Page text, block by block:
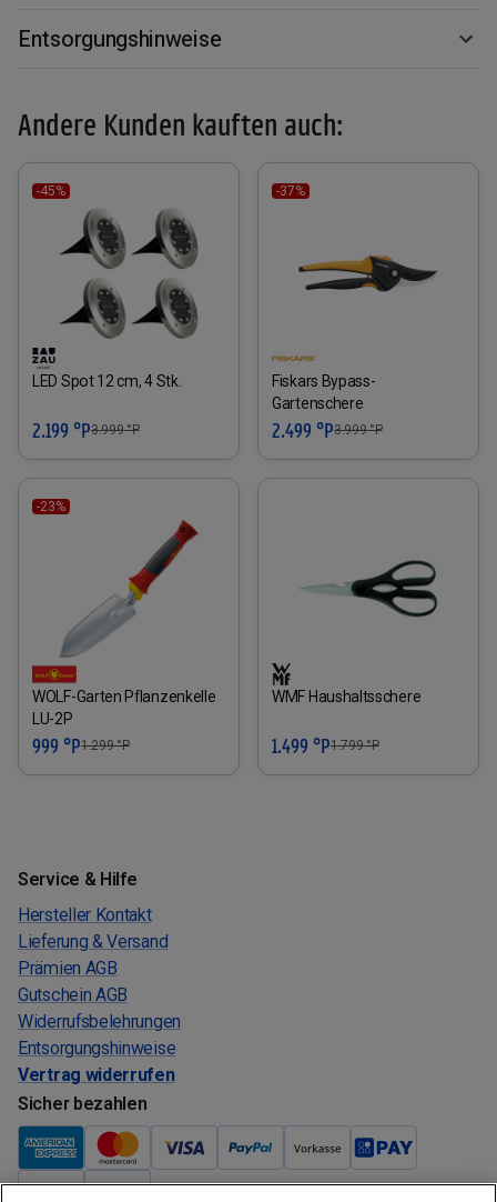
Entsorgungshinweise
Andere Kunden kauften auch:
-45%
LED Spot 12 cm, 4 Stk.
2.199 °P3.999°P
-37%
Fiskars Bypass-
Gartenschere
2.499 °P3.999°P
-23%
WOLF-Garten Pflanzenkelle
LU-2P
999 °P1.299°P
WMF Haushaltsschere
1.499 °P1.799°P
Service & Hilfe
Hersteller Kontakt
Lieferung & Versand
Prämien AGB
Gutschein AGB
Widerrufsbelehrungen
Entsorgungshinweise
Vertrag widerrufen
Sicher bezahlen